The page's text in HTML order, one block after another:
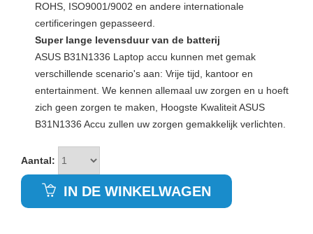
ROHS, ISO9001/9002 en andere internationale
certificeringen gepasseerd.
Super lange levensduur van de batterij
ASUS B31N1336 Laptop accu kunnen met gemak
verschillende scenario's aan: Vrije tijd, kantoor en
entertainment. We kennen allemaal uw zorgen en u hoeft
zich geen zorgen te maken, Hoogste Kwaliteit ASUS
B31N1336 Accu zullen uw zorgen gemakkelijk verlichten.
Aantal:
IN DE WINKELWAGEN